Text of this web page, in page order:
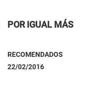
POR IGUAL MÁS
RECOMENDADOS
22/02/2016